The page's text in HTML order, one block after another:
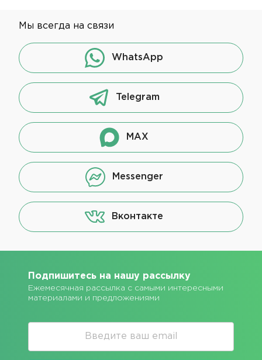
Мы всегда на связи
WhatsApp
Telegram
MAX
Messenger
Вконтакте
Подпишитесь на нашу рассылку
Ежемесячная рассылка с самыми интересными
материалами и предложениями